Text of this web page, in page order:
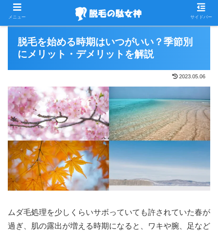
PR
脱毛を始める時期はいつがいい？季節別
にメリット・デメリットを解説
2023.05.06
ムダ毛処理を少しくらいサボっていても許されていた春が
過ぎ、肌の露出が増える時期になると、ワキや腕、足など
メニュー サイドバー